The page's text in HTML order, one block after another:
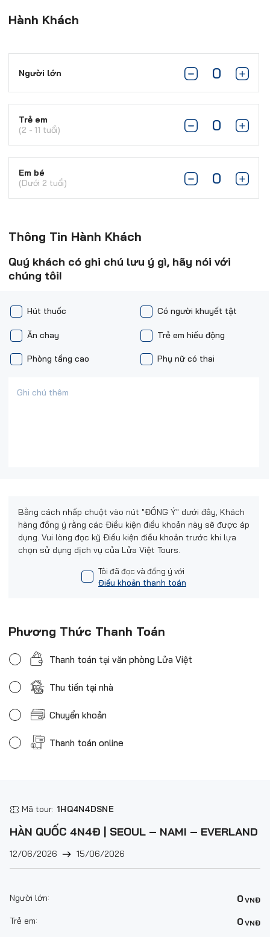
Hành Khách
Người lớn
Trẻ em
(2 - 11 tuổi)
Em bé
(Dưới 2 tuổi)
Thông Tin Hành Khách
Quý khách có ghi chú lưu ý gì, hãy nói với
chúng tôi!
Hút thuốc
Phòng tầng cao
Trẻ em hiếu động
Ăn chay
Có người khuyết tật
Phụ nữ có thai
Bằng cách nhấp chuột vào nút "ĐỒNG Ý" dưới đây, Khách
hàng đồng ý rằng các Điều kiện điều khoản này sẽ được áp
dụng. Vui lòng đọc kỹ Điều kiện điều khoản trước khi lựa
chọn sử dụng dịch vụ của Lửa Việt Tours.
Tôi đã đọc và đồng ý với
Điều khoản thanh toán
Phương Thức Thanh Toán
Thanh toán tại văn phòng Lửa Việt
Thu tiền tại nhà
Chuyển khoản
Thanh toán online
Mã tour: 1HQ4N4DSNE
HÀN QUỐC 4N4Đ | SEOUL – NAMI – EVERLAND
12/06/2026 15/06/2026
Người lớn: 0VNĐ
Trẻ em: 0VNĐ